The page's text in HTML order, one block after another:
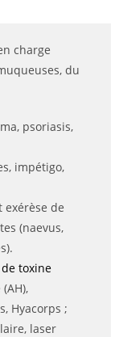
charge
du
psoriasis,
impétigo,
exérèse de
(naevus,
toxine
Hyacorps ;
laser